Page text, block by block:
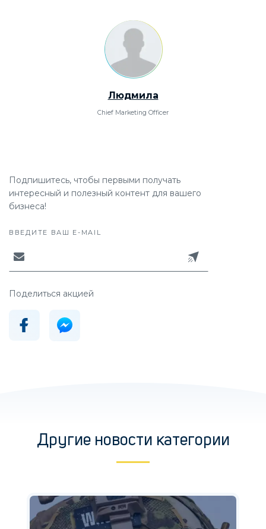
Людмила
Chief Marketing Officer
Подпишитесь, чтобы первыми получать
интересный и полезный контент для вашего
бизнеса!
ВВЕДИТЕ ВАШ E-MAIL
Поделиться акцией
Другие новости категории